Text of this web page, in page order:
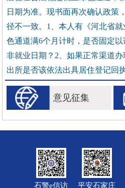
意见征集
石警e信访 平安石家庄